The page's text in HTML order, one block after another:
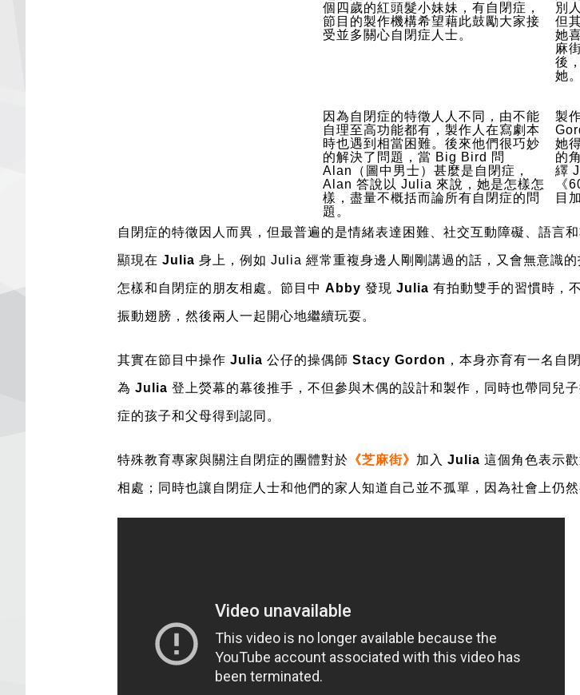
個四歲的紅頭髮小妹妹，有自閉症，
節目的製作機構希望藉此鼓勵大家接
受並多關心自閉症人士。
別
但
她
麻
後
她。
因為自閉症的特徵人人不同，由不能
自理至高功能都有，製作人在寫劇本
時也遇到相當困難。後來他們很巧妙
的解決了問題，當 Big Bird 問
Alan（圖中男士）甚麼是自閉症，
Alan 答說以 Julia 來說，她是怎樣怎
樣，盡量不概括而論所有自閉症的問
題。
製
她
的
繹
《
目
自閉症的特徵因人而異，但最普遍的是情緒表達困難、社交互動障礙、語言
顯現在 Julia 身上，例如 Julia 經常重複身邊人剛剛講過的話，又會無意識的
怎樣和自閉症的朋友相處。節目中 Abby 發現 Julia 有拍動雙手的習慣時，
振動翅膀，然後兩人一起開心地繼續玩耍。
其實在節目中操作 Julia 公仔的操偶師 Stacy Gordon ，本身亦育有一名自
為 Julia 登上熒幕的幕後推手，不但參與木偶的設計和製作，同時也帶同兒
症的孩子和父母得到認同。
特殊教育專家與關注自閉症的團體對於 《芝麻街》 加入 Julia 這個角色表示
相處；同時也讓自閉症人士和他們的家人知道自己並不孤單，因為社會上仍然